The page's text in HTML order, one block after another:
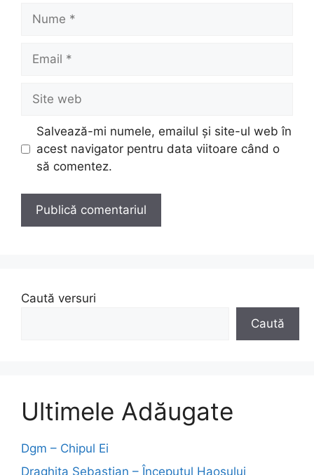
Nume
Email
Site
web
Salvează-mi numele, emailul și site-ul web în
acest navigator pentru data viitoare când o
să comentez.
Caută versuri
Caută
Ultimele Adăugate
Dgm – Chipul Ei
Draghita Sebastian – Începutul Haosului